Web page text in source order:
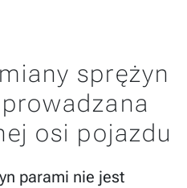
sprężyn
osi pojazdu
parami nie jest